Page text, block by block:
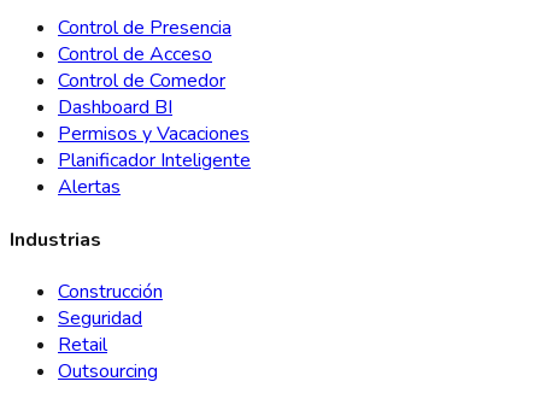
Control de Presencia
Control de Acceso
Control de Comedor
Dashboard BI
Permisos y Vacaciones
Planificador Inteligente
Alertas
Industrias
Construcción
Seguridad
Retail
Outsourcing